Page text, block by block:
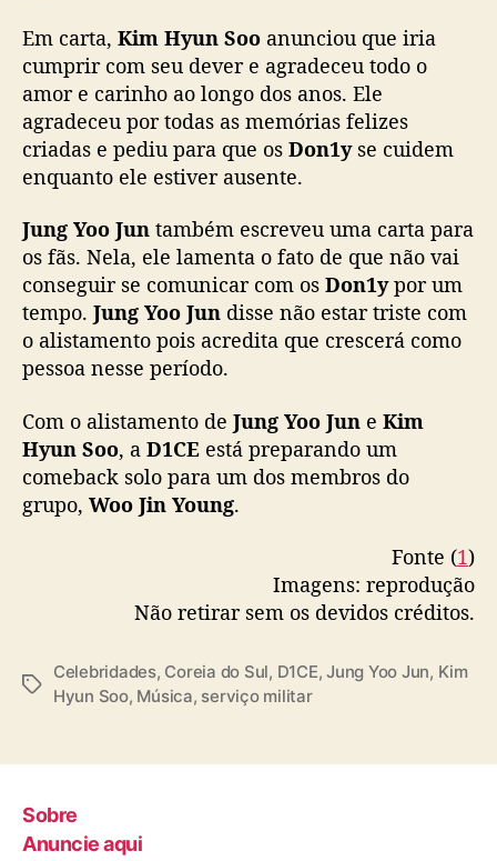
n
s
e
a
s
m
n
o
r
v
i
l
i
a
Em carta, Kim Hyun Soo anunciou que iria
cumprir com seu dever e agradeceu todo o
amor e carinho ao longo dos anos. Ele
agradeceu por todas as memórias felizes
criadas e pediu para que os Don1yse cuidem
enquanto ele estiver ausente.
Jung Yoo Jun também escreveu uma carta para
os fãs. Nela, ele lamenta o fato de que não vai
conseguir se comunicar com os Don1ypor um
tempo. Jung Yoo Jun disse não estar triste com
o alistamento pois acredita que crescerá como
pessoa nesse período.
Com o alistamento de Jung Yoo Jun e Kim
Hyun Soo, a D1CE está preparando um
comeback solo para um dos membros do
grupo, Woo Jin Young.
Fonte (1)
Imagens: reprodução
Não retirar sem os devidos créditos.
T
Celebridades, Coreia do Sul, D1CE,Jung Yoo Jun, Kim
Hyun Soo, Música, serviço militar
Sobre
Anuncie aqui